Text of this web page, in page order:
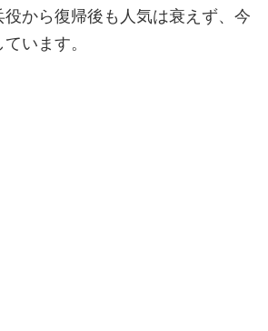
から復帰後も人気は衰えず、今
います。